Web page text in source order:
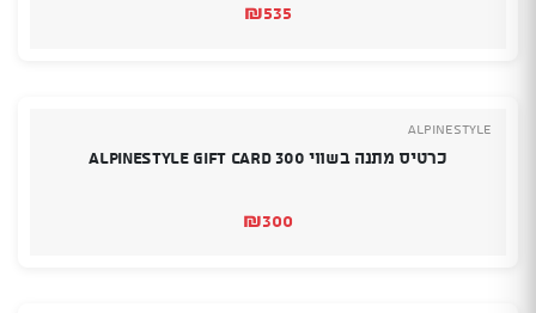
₪535
Alpinestyle
כרטיס מתנה בשווי 300 Alpinestyle Gift Card
₪300